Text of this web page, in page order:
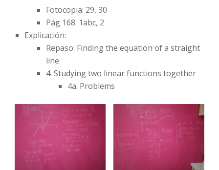
Fotocopia: 29, 30
Pág 168: 1abc, 2
Explicación:
Repaso: Finding the equation of a straight
line
4. Studying two linear functions together
4a. Problems